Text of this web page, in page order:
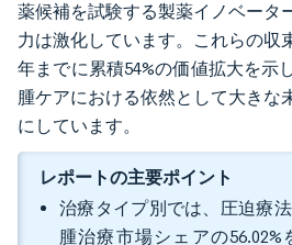
薬候補を試験する製薬イノベータ
力は激化しています。これらの収
年までに累積54%の価値拡大を示
腫ケアにおける依然として大きな
にしています。
レポートの主要ポイント
治療タイプ別では、圧迫療
腫治療市場シェアの